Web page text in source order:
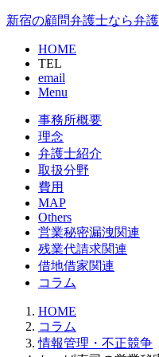
新宿の顧問弁護士なら弁
HOME
TEL
email
Menu
事務所概要
理念
弁護士紹介
取扱分野
費用
MAP
Others
営業秘密漏洩関連
残業代請求関連
借地借家関連
コラム
HOME
コラム
情報管理・不正競争